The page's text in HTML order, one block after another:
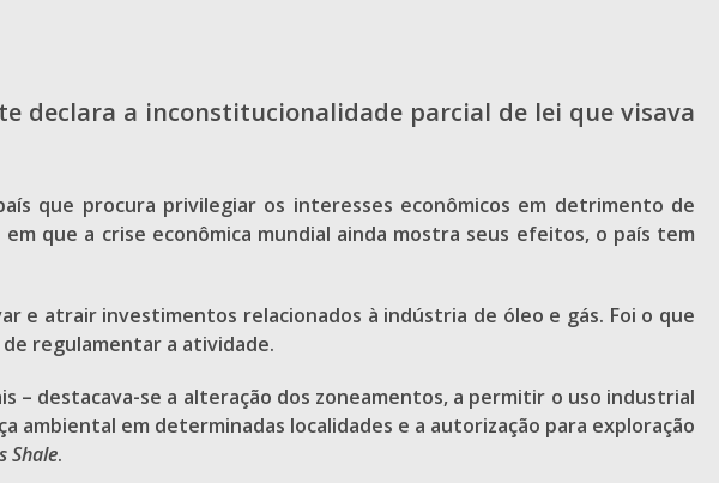
declara a inconstitucionalidade parcial de lei que visava
que procura privilegiar os interesses econômicos em detrimento de
que a crise econômica mundial ainda mostra seus efeitos, o país tem
e atrair investimentos relacionados à indústria de óleo e gás. Foi o que
de regulamentar a atividade.
– destacava-se a alteração dos zoneamentos, a permitir o uso industrial
ambiental em determinadas localidades e a autorização para exploração
Shale.